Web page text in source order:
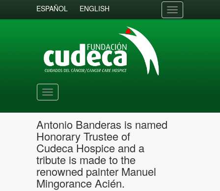
ESPAÑOL ENGLISH
Toggle
navigation
Toggle
navigation
Antonio Banderas is named
Honorary Trustee of
Cudeca Hospice and a
tribute is made to the
renowned painter Manuel
Mingorance Acién.